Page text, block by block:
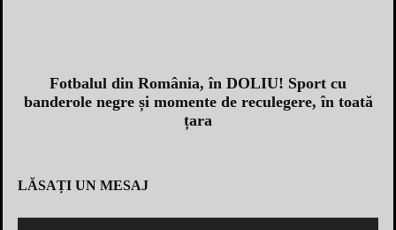
Fotbalul din România, în DOLIU! Sport cu
banderole negre și momente de reculegere, în toată
țara
LĂSAȚI UN MESAJ